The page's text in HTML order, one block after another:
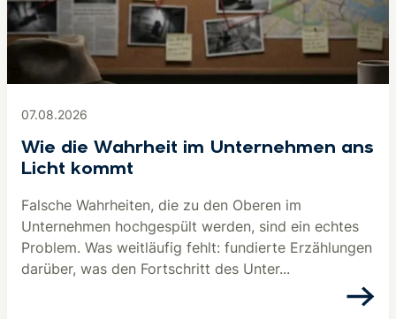
07.08.2026
Wie die Wahrheit im Unternehmen ans
Licht kommt
Falsche Wahrheiten, die zu den Oberen im
Unternehmen hochgespült werden, sind ein echtes
Problem. Was weitläufig fehlt: fundierte Erzählungen
darüber, was den Fortschritt des Unter...